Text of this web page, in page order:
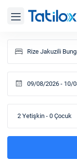
2 Yetişkin - 0 Çocuk